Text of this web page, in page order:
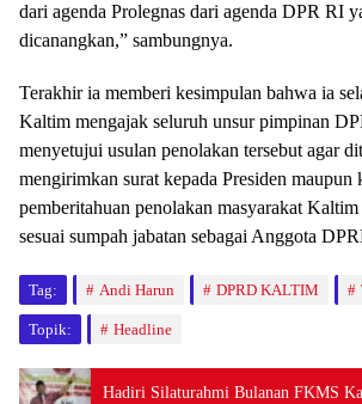
dari agenda Prolegnas dari agenda DPR RI
dicanangkan,” sambungnya.
Terakhir ia memberi kesimpulan bahwa ia
Kaltim mengajak seluruh unsur pimpinan
menyetujui usulan penolakan tersebut agar
mengirimkan surat kepada Presiden
pemberitahuan penolakan masyarakat
sesuai sumpah jabatan sebagai Anggota
Tag: Andi Harun DPRD KALTIM
Topik: Headline
Hadiri Silaturahmi Bulanan FKMS